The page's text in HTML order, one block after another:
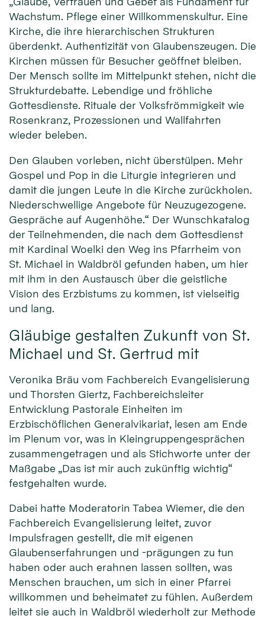
Wachstum. Pflege einer Willkommenskultur. Eine
Kirche, die ihre hierarchischen Strukturen
überdenkt. Authentizität von Glaubenszeugen. Die
Kirchen müssen für Besucher geöffnet bleiben.
Der Mensch sollte im Mittelpunkt stehen, nicht die
Strukturdebatte. Lebendige und fröhliche
Gottesdienste. Rituale der Volksfrömmigkeit wie
Rosenkranz, Prozessionen und Wallfahrten
wieder beleben.
Den Glauben vorleben, nicht überstülpen. Mehr
Gospel und Pop in die Liturgie integrieren und
damit die jungen Leute in die Kirche zurückholen.
Niederschwellige Angebote für Neuzugezogene.
Gespräche auf Augenhöhe.“ Der Wunschkatalog
der Teilnehmenden, die nach dem Gottesdienst
mit Kardinal Woelki den Weg ins Pfarrheim von
St. Michael in Waldbröl gefunden haben, um hier
mit ihm in den Austausch über die geistliche
Vision des Erzbistums zu kommen, ist vielseitig
und lang.
Gläubige gestalten Zukunft von St.
Michael und St. Gertrud mit
Veronika Bräu vom Fachbereich Evangelisierung
und Thorsten Giertz, Fachbereichsleiter
Entwicklung Pastorale Einheiten im
Erzbischöflichen Generalvikariat, lesen am Ende
im Plenum vor, was in Kleingruppengesprächen
zusammengetragen und als Stichworte unter der
Maßgabe „Das ist mir auch zukünftig wichtig“
festgehalten wurde.
Dabei hatte Moderatorin Tabea Wiemer, die den
Fachbereich Evangelisierung leitet, zuvor
Impulsfragen gestellt, die mit eigenen
Glaubenserfahrungen und -prägungen zu tun
haben oder auch erahnen lassen sollten, was
Menschen brauchen, um sich in einer Pfarrei
willkommen und beheimatet zu fühlen. Außerdem
leitet sie auch in Waldbröl wiederholt zur Methode